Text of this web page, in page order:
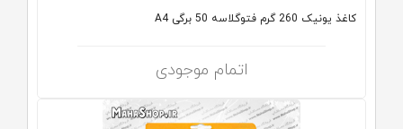
کاغذ یونیک 260 گرم فتوگلاسه 50 برگی A4
اتمام موجودی